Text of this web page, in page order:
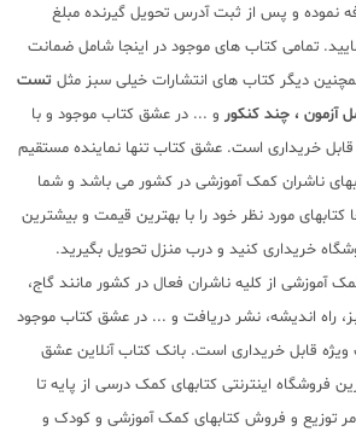
نموده و پس از ثبت آدرس تحویل گیرنده مبلغ
تمامی کتاب های موجود در اینجا شامل ضمانت
دیگر کتاب های انتشارات خیلی سبز مثل تست
آزمون ، چند کنکور و ... در عشق کتاب موجود و با
قابل خریداری است. عشق کتاب تنها نماینده مستقیم
ناشران کمک آموزشی در کشور می باشد و شما
کتابهای مورد نظر خود را با بهترین قیمت و بیشترین
خریداری کنید و درب منزل تحویل بگیرید.
آموزشی از کلیه ناشران فعال در کشور مانند گاج،
راه اندیشه، نشر دریافت و ... در عشق کتاب موجود
قابل خریداری است. بانک کتاب آنلاین عشق
فروشگاه اینترنتی کتابهای کمک درسی از پایه تا
15 ساله در امر توزیع و فروش کتابهای کمک آموزشی و کودک و